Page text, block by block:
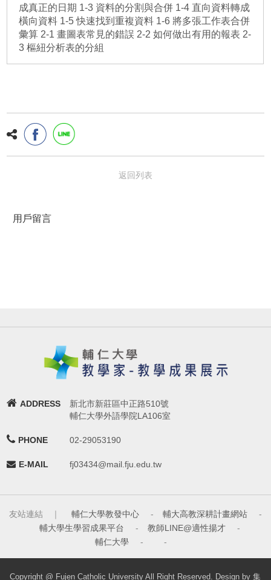
成真正的日期 1-3 資料的分割與合併 1-4 直向資料轉成
橫向資料 1-5 快速找到重複資料 1-6 將多張工作表合併
彙算 2-1 畫圖表常見的錯誤 2-2 如何做出有用的報表 2-
3 樞紐分析表的分組
返回列表
用戶留言
ADDRESS
新北市新莊區中正路510號
輔仁大學外語學院LA106室
PHONE 02-29053190
E-MAIL fj03434@mail.fju.edu.tw
友站連結 ｜ 輔仁大學教發中心 - 輔大高教深耕計畫網站
-
輔大學生學習成果平台
- 教師LINE@適性揚才
-
輔仁大學
- -
Copyright @ Fujen Catholic University All Right Reserved. Design by 集